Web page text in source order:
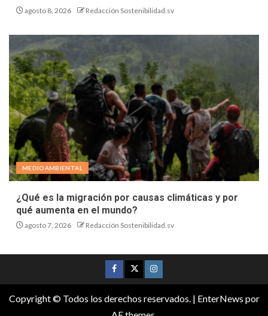
agosto 8, 2026 Redacción Sostenibilidad.sv
MEDIOAMBIENTAL
¿Qué es la migración por causas climáticas y por
qué aumenta en el mundo?
agosto 7, 2026 Redacción Sostenibilidad.sv
Copyright © Todos los derechos reservados. | EnterNews por